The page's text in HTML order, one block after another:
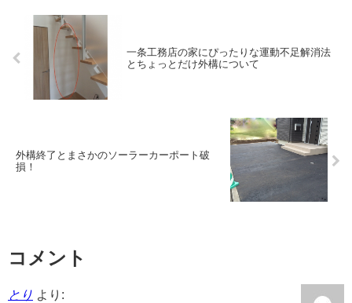
一条工務店の家にぴったりな運動不足解消法
とちょっとだけ外構について
外構終了とまさかのソーラーカーポート破
損！
コメント
とり より: